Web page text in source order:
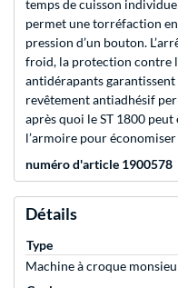
temps de cuisson
permet une torréfaction
pression d’un bouton.
froid, la protection contre
antidérapants
revêtement antiadhésif
après quoi le ST 1800
l’armoire pour économiser
numéro d'article 1900578
Détails
Type
Machine à croque